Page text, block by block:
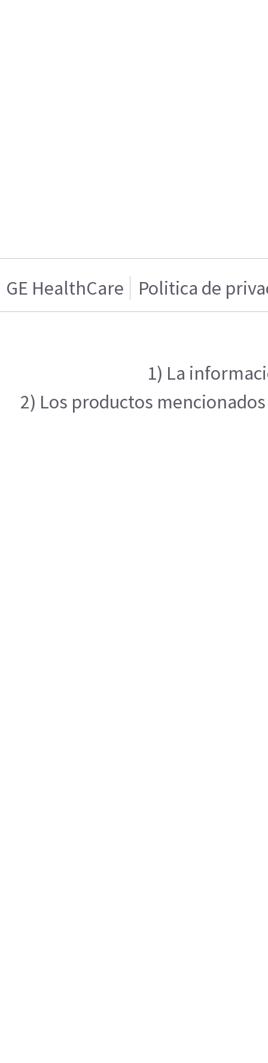
GE HealthCare Politica de
1) La
2) Los productos